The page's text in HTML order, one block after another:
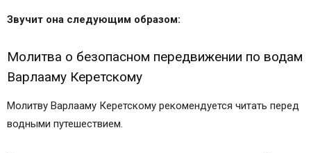
Звучит она следующим образом:
Молитва о безопасном передвижении по водам
Варлааму Керетскому
Молитву Варлааму Керетскому рекомендуется читать перед
водными путешествием.